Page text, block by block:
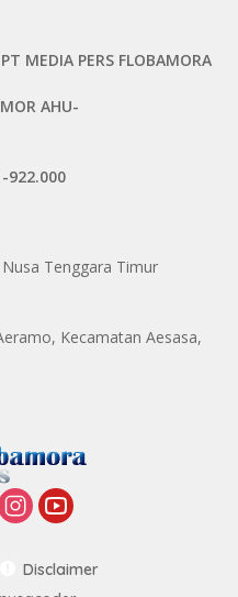
PT MEDIA PERS FLOBAMORA
AHU-
922.000
Tenggara Timur
Kecamatan Aesasa,
Disclaimer